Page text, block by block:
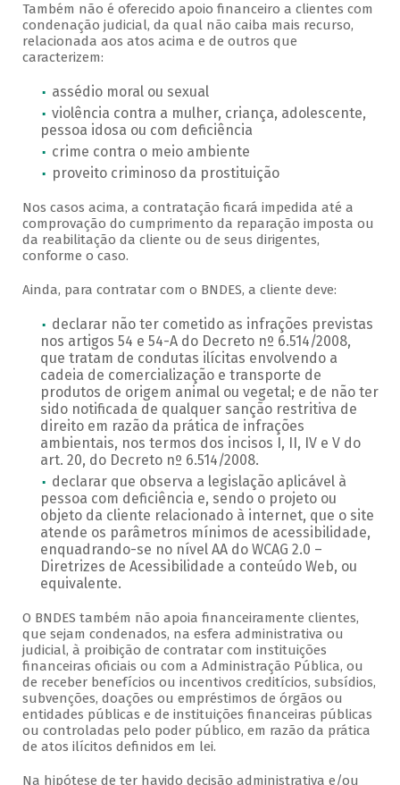
Também não é oferecido apoio financeiro a clientes com
condenação judicial, da qual não caiba mais recurso,
relacionada aos atos acima e de outros que
caracterizem:
assédio moral ou sexual
violência contra a mulher, criança, adolescente,
pessoa idosa ou com deficiência
crime contra o meio ambiente
proveito criminoso da prostituição
Nos casos acima, a contratação ficará impedida até a
comprovação do cumprimento da reparação imposta ou
da reabilitação da cliente ou de seus dirigentes,
conforme o caso.
Ainda, para contratar com o BNDES, a cliente deve:
declarar não ter cometido as infrações previstas
nos artigos 54 e 54-A do Decreto nº 6.514/2008,
que tratam de condutas ilícitas envolvendo a
cadeia de comercialização e transporte de
produtos de origem animal ou vegetal; e de não ter
sido notificada de qualquer sanção restritiva de
direito em razão da prática de infrações
ambientais, nos termos dos incisos I, II, IV e V do
art. 20, do Decreto nº 6.514/2008.
declarar que observa a legislação aplicável à
pessoa com deficiência e, sendo o projeto ou
objeto da cliente relacionado à internet, que o site
atende os parâmetros mínimos de acessibilidade,
enquadrando-se no nível AA do WCAG 2.0 –
Diretrizes de Acessibilidade a conteúdo Web, ou
equivalente.
O BNDES também não apoia financeiramente clientes,
que sejam condenados, na esfera administrativa ou
judicial, à proibição de contratar com instituições
financeiras oficiais ou com a Administração Pública, ou
de receber benefícios ou incentivos creditícios, subsídios,
subvenções, doações ou empréstimos de órgãos ou
entidades públicas e de instituições financeiras públicas
ou controladas pelo poder público, em razão da prática
de atos ilícitos definidos em lei.
Na hipótese de ter havido decisão administrativa e/ou